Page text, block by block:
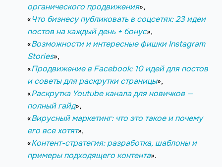
органического продвижения»,
«Что бизнесу публиковать в соцсетях: 23 идеи
постов на каждый день + бонус»,
«Возможности и интересные фишки Instagram
Stories»,
«Продвижение в Facebook: 10 идей для постов
и советы для раскрутки страницы»,
«Раскрутка Youtube канала для новичков —
полный гайд»,
«Вирусный маркетинг: что это такое и почему
его все хотят»,
«Контент-стратегия: разработка, шаблоны и
примеры подходящего контента».